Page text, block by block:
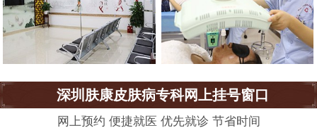
深圳肤康皮肤病专科网上挂号窗口
网上预约 便捷就医 优先就诊 节省时间